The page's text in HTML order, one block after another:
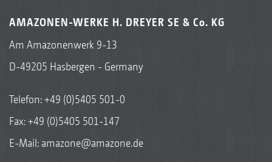
AMAZONEN-WERKE H. DREYER SE & Co. KG
Am Amazonenwerk 9-13
D-49205 Hasbergen - Germany
Telefon:+49 (0)5405 501-0
Fax: +49 (0)5405 501-147
E-Mail: amazone@amazone.de